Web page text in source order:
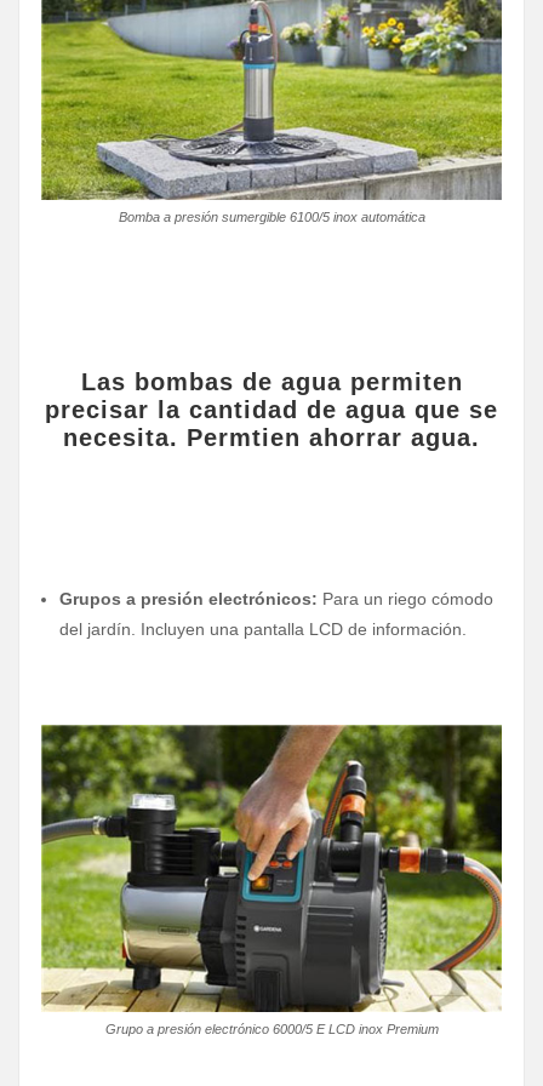
Bomba a presión sumergible 6100/5 inox automática
Las bombas de agua permiten
precisar la cantidad de agua que se
necesita. Permtien ahorrar agua.
Grupos a presión electrónicos: Para un riego cómodo
del jardín. Incluyen una pantalla LCD de información.
Grupo a presión electrónico 6000/5 E LCD inox Premium